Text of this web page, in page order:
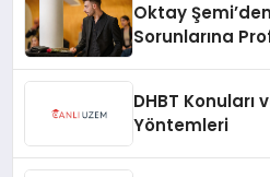
Oktay
Sorunlarına
DHBT Konuları
Yöntemleri